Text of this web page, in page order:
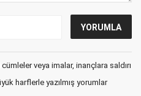
veya imalar, inançlara saldırı
harflerle yazılmış yorumlar